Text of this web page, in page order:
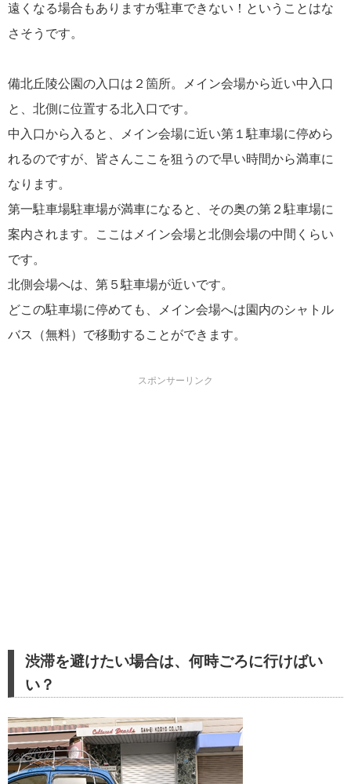
遠くなる場合もありますが駐車できない！ということはな
さそうです。
備北丘陵公園の入口は２箇所。メイン会場から近い中入口
と、北側に位置する北入口です。
中入口から入ると、メイン会場に近い第１駐車場に停めら
れるのですが、皆さんここを狙うので早い時間から満車に
なります。
第一駐車場駐車場が満車になると、その奥の第２駐車場に
案内されます。ここはメイン会場と北側会場の中間くらい
です。
北側会場へは、第５駐車場が近いです。
どこの駐車場に停めても、メイン会場へは園内のシャトル
バス（無料）で移動することができます。
スポンサーリンク
渋滞を避けたい場合は、何時ごろに行けばい
い？